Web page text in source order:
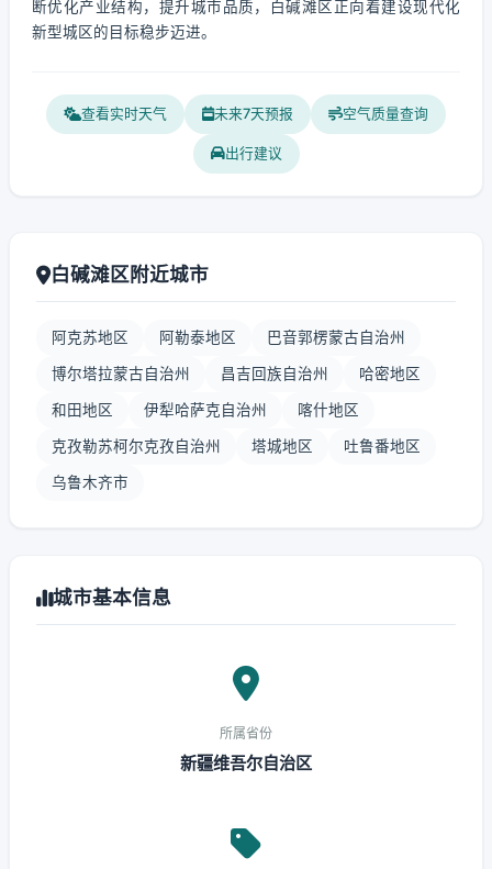
断优化产业结构，提升城市品质，白碱滩区正向着建设现代化
新型城区的目标稳步迈进。
查看实时天气 未来7天预报 空气质量查询
出行建议
白碱滩区附近城市
阿克苏地区 阿勒泰地区 巴音郭楞蒙古自治州
博尔塔拉蒙古自治州 昌吉回族自治州 哈密地区
和田地区 伊犁哈萨克自治州 喀什地区
克孜勒苏柯尔克孜自治州 塔城地区 吐鲁番地区
乌鲁木齐市
城市基本信息
所属省份
新疆维吾尔自治区